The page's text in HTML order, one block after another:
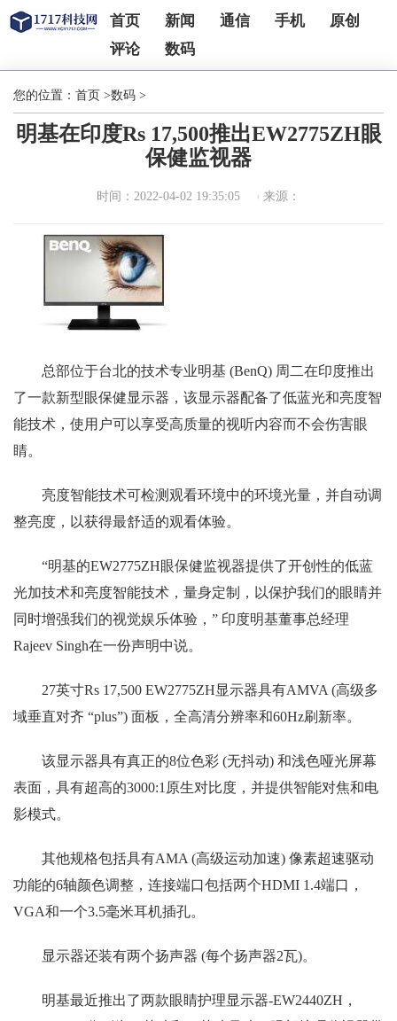
首页 新闻 通信 手机
原创
评论
数码
您的位置： 首页 >数码 >
明基在印度Rs 17,500推出EW2775ZH眼
保健监视器
时间：2022-04-02 19:35:05 来源：
总部位于台北的技术专业明基 (BenQ) 周二在印度推出
了一款新型眼保健显示器，该显示器配备了低蓝光和亮度智
能技术，使用户可以享受高质量的视听内容而不会伤害眼
睛。
亮度智能技术可检测观看环境中的环境光量，并自动调
整亮度，以获得最舒适的观看体验。
“明基的EW2775ZH眼保健监视器提供了开创性的低蓝
光加技术和亮度智能技术，量身定制，以保护我们的眼睛并
同时增强我们的视觉娱乐体验，” 印度明基董事总经理
Rajeev Singh在一份声明中说。
27英寸Rs 17,500 EW2775ZH显示器具有AMVA (高级多
域垂直对齐 “plus”) 面板，全高清分辨率和60Hz刷新率。
该显示器具有真正的8位色彩 (无抖动) 和浅色哑光屏幕
表面，具有超高的3000:1原生对比度，并提供智能对焦和电
影模式。
其他规格包括具有AMA (高级运动加速) 像素超速驱动
功能的6轴颜色调整，连接端口包括两个HDMI 1.4端口，
VGA和一个3.5毫米耳机插孔。
显示器还装有两个扬声器 (每个扬声器2瓦)。
明基最近推出了两款眼睛护理显示器-EW2440ZH，